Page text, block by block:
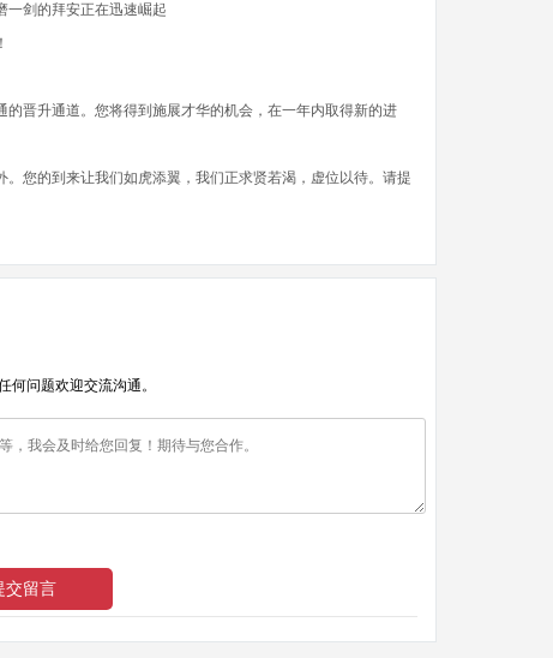
一剑的拜安正在迅速崛起
晋升通道。您将得到施展才华的机会，在一年内取得新的进
您的到来让我们如虎添翼，我们正求贤若渴，虚位以待。请提
何问题欢迎交流沟通。